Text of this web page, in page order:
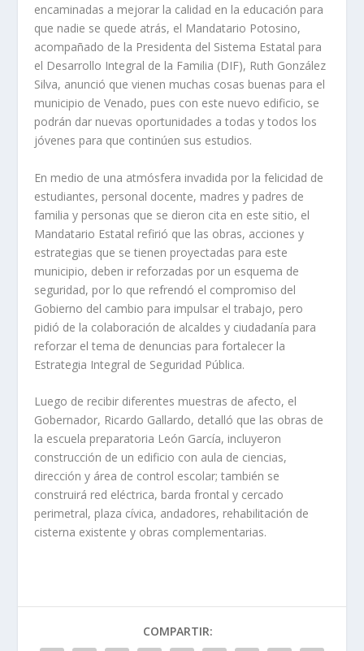
encaminadas a mejorar la calidad en la educación para
que nadie se quede atrás, el Mandatario Potosino,
acompañado de la Presidenta del Sistema Estatal para
el Desarrollo Integral de la Familia (DIF), Ruth González
Silva, anunció que vienen muchas cosas buenas para el
municipio de Venado, pues con este nuevo edificio, se
podrán dar nuevas oportunidades a todas y todos los
jóvenes para que continúen sus estudios.
En medio de una atmósfera invadida por la felicidad de
estudiantes, personal docente, madres y padres de
familia y personas que se dieron cita en este sitio, el
Mandatario Estatal refirió que las obras, acciones y
estrategias que se tienen proyectadas para este
municipio, deben ir reforzadas por un esquema de
seguridad, por lo que refrendó el compromiso del
Gobierno del cambio para impulsar el trabajo, pero
pidió de la colaboración de alcaldes y ciudadanía para
reforzar el tema de denuncias para fortalecer la
Estrategia Integral de Seguridad Pública.
Luego de recibir diferentes muestras de afecto, el
Gobernador, Ricardo Gallardo, detalló que las obras de
la escuela preparatoria León García, incluyeron
construcción de un edificio con aula de ciencias,
dirección y área de control escolar; también se
construirá red eléctrica, barda frontal y cercado
perimetral, plaza cívica, andadores, rehabilitación de
cisterna existente y obras complementarias.
COMPARTIR: